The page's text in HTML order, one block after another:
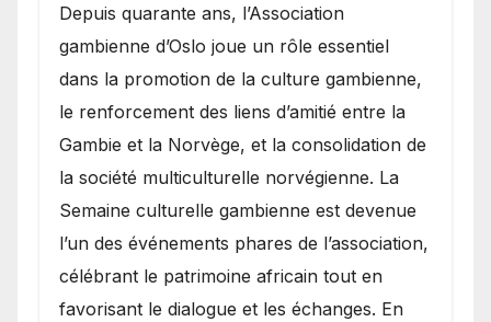
​Depuis quarante ans, l’Association
gambienne d’Oslo joue un rôle essentiel
dans la promotion de la culture gambienne,
le renforcement des liens d’amitié entre la
Gambie et la Norvège, et la consolidation de
la société multiculturelle norvégienne. La
Semaine culturelle gambienne est devenue
l’un des événements phares de l’association,
célébrant le patrimoine africain tout en
favorisant le dialogue et les échanges. En